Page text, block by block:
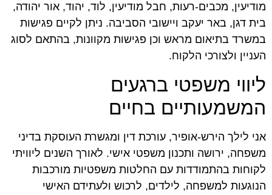
מודיעין, מכבים-רעות, חבל מודיעין, לוד, יהוד, אור יהודה,
בית דגן, באר יעקב ויישובי הסביבה. ניתן לקיים פגישות
במשרד בתיאום מראש וכן פגישות מקוונות, בהתאם לסוג
העניין ולצורכי הלקוח.
ליווי משפטי ברגעים
המשמעותיים בחיים
אני לילך הירש-אופיר, עורכת דין ומגשרת העוסקת בדיני
משפחה, ירושה ותכנון משפטי אישי. לאורך השנים ליוויתי
לקוחות בהתמודדות עם החלטות משפטיות מורכבות
הנוגעות למשפחה, לילדים, לרכוש ולעתידם האישי